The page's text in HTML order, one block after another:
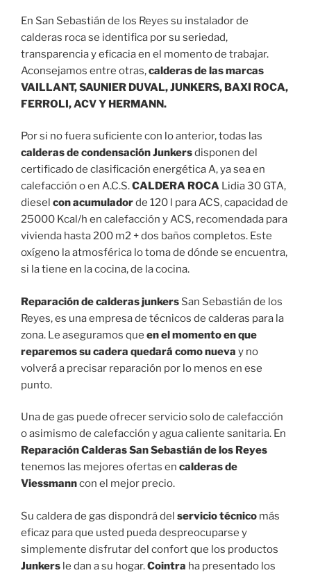
En San Sebastián de los Reyes su instalador de
calderas roca se identifica por su seriedad,
transparencia y eficacia en el momento de trabajar.
Aconsejamos entre otras,calderas de las marcas
VAILLANT, SAUNIER DUVAL, JUNKERS, BAXI ROCA,
FERROLI, ACV Y HERMANN.
Por si no fuera suficiente con lo anterior, todas las
calderas de condensación Junkersdisponen del
certificado de clasificación energética A, ya sea en
calefacción o en A.C.S.CALDERA ROCA Lidia 30 GTA,
diesel con acumuladorde 120 l para ACS, capacidad de
25000 Kcal/h en calefacción y ACS, recomendada para
vivienda hasta 200 m2 + dos baños completos. Este
oxígeno la atmosférica lo toma de dónde se encuentra,
si la tiene en la cocina, de la cocina.
Reparación de calderas junkers San Sebastián de los
Reyes, es una empresa de técnicos de calderas para la
zona. Le aseguramos que en el momento en que
reparemos su cadera quedará como nueva y no
volverá a precisar reparación por lo menos en ese
punto.
Una de gas puede ofrecer servicio solo de calefacción
o asimismo de calefacción y agua caliente sanitaria. En
Reparación Calderas San Sebastián de los Reyes
tenemos las mejores ofertas en calderas de
Viessmanncon el mejor precio.
Su caldera de gas dispondrá del servicio técnico más
eficaz para que usted pueda despreocuparse y
simplemente disfrutar del confort que los productos
Junkers le dan a su hogar.Cointra ha presentado los